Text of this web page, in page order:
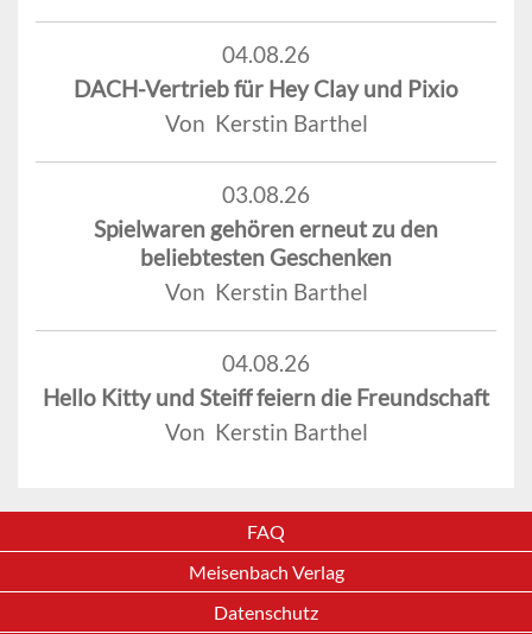
04.08.26
DACH-Vertrieb für Hey Clay und Pixio
Von Kerstin Barthel
03.08.26
Spielwaren gehören erneut zu den
beliebtesten Geschenken
Von Kerstin Barthel
04.08.26
Hello Kitty und Steiff feiern die Freundschaft
Von Kerstin Barthel
FAQ
Meisenbach Verlag
Datenschutz